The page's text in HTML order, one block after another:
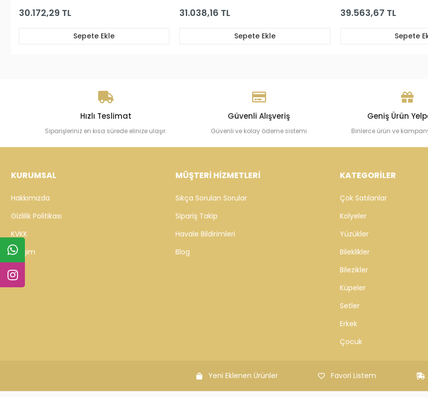
31.038,16 TL
Sepete Ekle
39.563,67 TL
Sepete Ekle
25.443,30 TL
Hızlı Teslimat
Siparişleriniz en kısa sürede elinize ulaşır.
Güvenli Alışveriş
Güvenli ve kolay ödeme sistemi
Geniş Ürün
Binlerce ürün ve
KURUMSAL
Hakkımızda
Gizlilik Politikası
KVKK
İletişim
MÜŞTERİ HİZMETLERİ
Sıkça Sorulan Sorular
Sipariş Takip
Havale Bildirimleri
Blog
KATEGORİLER
Çok Satılanlar
Kolyeler
Yüzükler
Bileklikler
Bilezikler
Küpeler
Setler
Erkek
Çocuk
Yeni Eklenen Ürünler Favori Listem